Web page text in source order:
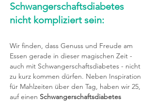
Schwangerschaftsdiabetes
nicht kompliziert sein:
Wir finden, dass Genuss und Freude am
Essen gerade in dieser magischen Zeit -
auch mit Schwangerschaftsdiabetes - nicht
zu kurz kommen dürfen. Neben Inspiration
für Mahlzeiten über den Tag, haben wir 25,
auf einen Schwangerschaftsdiabetes